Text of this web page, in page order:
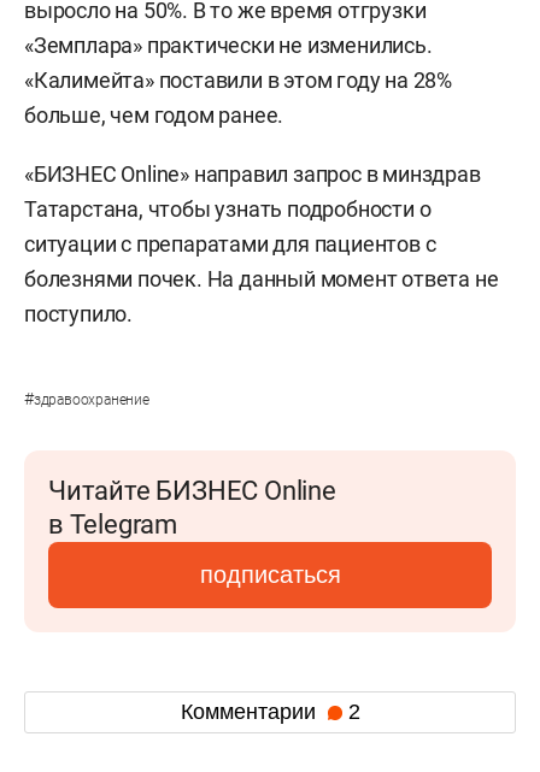
выросло на 50%. В то же время отгрузки
«Земплара» практически не изменились.
«Калимейта» поставили в этом году на 28%
больше, чем годом ранее.
«БИЗНЕС Online» направил запрос в минздрав
Татарстана, чтобы узнать подробности о
ситуации с препаратами для пациентов с
болезнями почек. На данный момент ответа не
поступило.
#здравоохранение
Читайте БИЗНЕС Online
в Telegram
подписаться
Комментарии 2